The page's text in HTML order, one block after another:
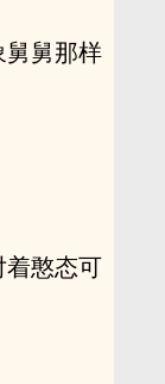
舅那样
憨态可